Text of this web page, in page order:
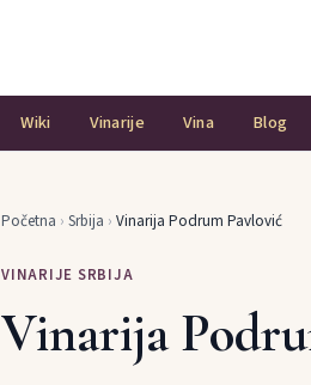
Wiki Vinarije Vina Blog
Početna › Srbija › Vinarija Podrum Pavlović
VINARIJE SRBIJA
Vinarija